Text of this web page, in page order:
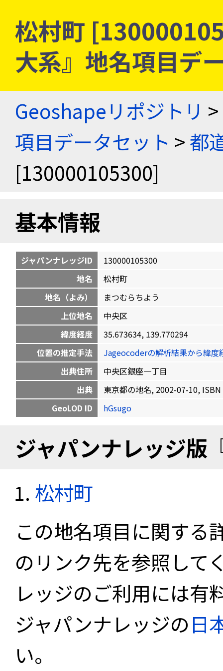
松村町
大系』地名項目デ
Geoshapeリポジトリ >
項目データセット >都
[130000105300]
基本情報
ジャパンナレッジID
130000105300
地名
松村町
地名（よみ）
まつむらちよう
上位地名
中央区
緯度経度
35.673634, 139.770294
位置の推定手法
Jageocoderの解析結果から緯度
出典住所
中央区銀座一丁目
出典
東京都の地名, 2002-07-10,
GeoLOD ID
hGsugo
ジャパンナレッジ版
松村町
この地名項目に関する
のリンク先を参照して
レッジのご利用には有
ジャパンナレッジの日
い。